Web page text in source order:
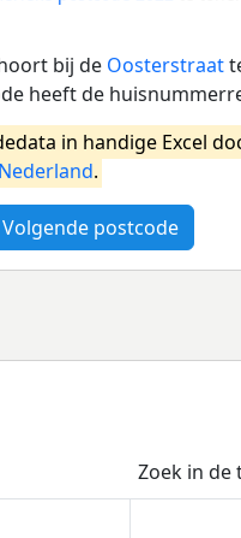
bij de Oosterstraat
heeft de
in handige Excel
Nederland.
Volgende postcode
Zoek in de